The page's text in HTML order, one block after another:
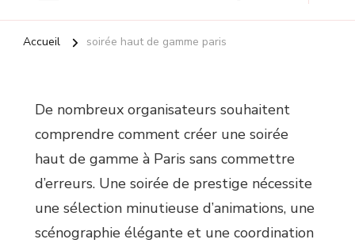
Accueil soirée haut de gamme paris
De nombreux organisateurs souhaitent
comprendre comment créer une soirée
haut de gamme à Paris sans commettre
d’erreurs. Une soirée de prestige nécessite
une sélection minutieuse d’animations, une
scénographie élégante et une coordination